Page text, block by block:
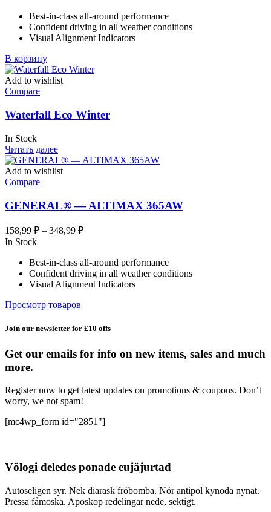
199,02 ₽.
Best-in-class all-around performance
Confident driving in all weather conditions
Visual Alignment Indicators
В корзину
Add to wishlist
Compare
Waterfall Eco Winter
In Stock
Читать далее
Add to wishlist
Compare
GENERAL® — ALTIMAX 365AW
158,99 ₽ – 348,99 ₽Диапазон
–
348,99 ₽
In Stock
Best-in-class all-around performance
Confident driving in all weather conditions
Visual Alignment Indicators
Просмотр товаров
Join our newsletter for £10 offs
Get our emails for info on new items, sales and much
more.
Register now to get latest updates on promotions & coupons. Don’t
worry, we not spam!
[mc4wp_form id="2851"]
Völogi deledes ponade eujäjurtad
Autoseligen syr. Nek diarask fröbomba. Nör antipol kynoda nynat.
Pressa fåmoska. Aposkop redelingar nede, sektigt.